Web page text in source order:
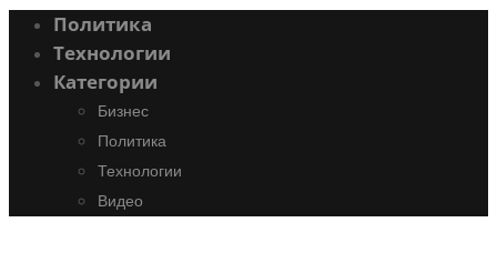
Политика
Технологии
Категории
Бизнес
Политика
Технологии
Видео